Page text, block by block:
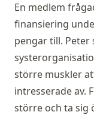
En medlem
finansiering
pengar till. Peter
större muskler
intresserade av.
större och ta sig